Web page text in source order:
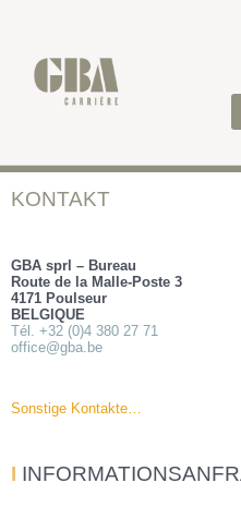
KONTAKT
GBA sprl – Bureau
Route de la Malle-Poste 3
4171 Poulseur
BELGIQUE
Tél. +32 (0)4 380 27 71
office@gba.be
Sonstige Kontakte…
I